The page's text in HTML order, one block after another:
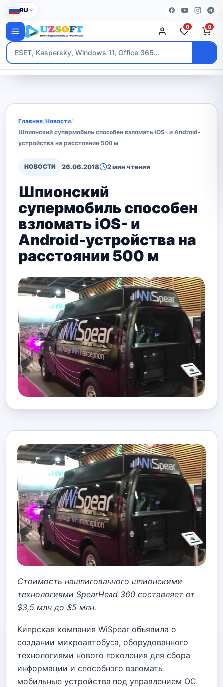
RU
0 0
Главная/Новости/
Шпионский супермобиль способен взломать iOS- и Android-
устройства на расстоянии 500 м
НОВОСТИ 26.06.2018 2 мин чтения
Шпионский
супермобиль способен
взломать iOS- и
Android-устройства на
расстоянии 500 м
Стоимость нашпигованного шпионскими
технологиями SpearHead 360 составляет от
$3,5 млн до $5 млн.
Кипрская компания WiSpear объявила о
создании микроавтобуса, оборудованного
технологиями нового поколения для сбора
информации и способного взломать
мобильные устройства под управлением ОС